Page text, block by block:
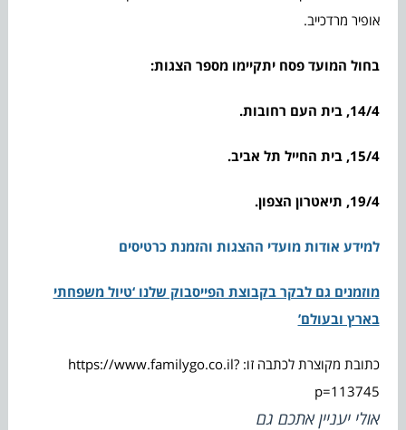
אופיר מרדכייב.
בחול המועד פסח יתקיימו מספר הצגות:
14/4, בית העם רחובות.
15/4, בית החייל תל אביב.
19/4, תיאטרון הצפון.
למידע אודות מועדי ההצגות והזמנת כרטיסים
מוזמנים גם לבקר בקבוצת הפייסבוק שלנו ‘טיול משפחתי
בארץ ובעולם’
כתובת מקוצרת לכתבה זו: https://www.familygo.co.il?
p=113745
אולי יעניין אתכם גם